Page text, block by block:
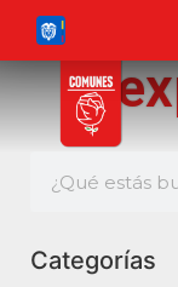
Categorías